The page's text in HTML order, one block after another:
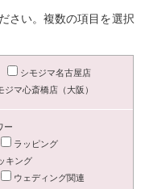
さい。複数の項目を選択
シモジマ名古屋店
ジマ心斎橋店（大阪）
ー
ラッピング
キング
ウェディング関連